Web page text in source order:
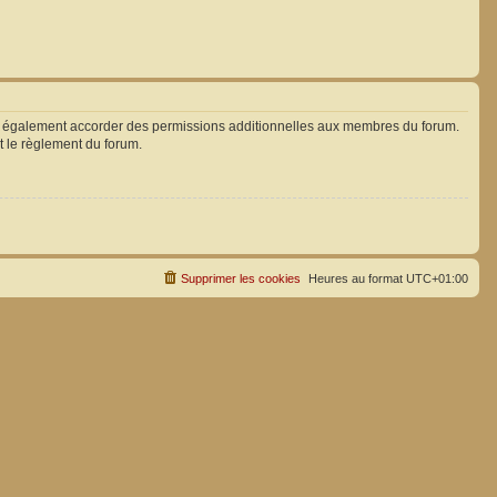
accorder des permissions additionnelles aux membres du forum.
le règlement du forum.
Heures au format UTC+01:00
Supprimer les cookies